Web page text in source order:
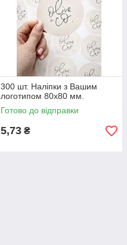
300 шт. Наліпки з Вашим
логотипом 80х80 мм.
Готово до відправки
5,73 ₴